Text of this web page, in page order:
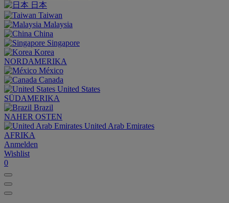
日本
Taiwan
Malaysia
China
Singapore
Korea
NORDAMERIKA
México
Canada
United States
SÜDAMERIKA
Brazil
NAHER OSTEN
United Arab Emirates
AFRIKA
Anmelden
Wishlist
0